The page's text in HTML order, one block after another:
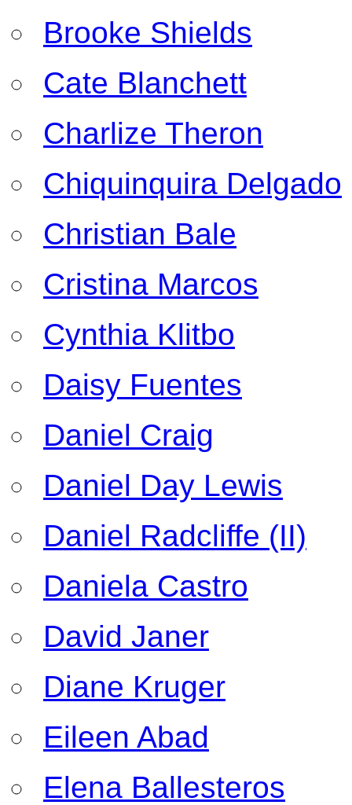
Brooke Shields
Cate Blanchett
Charlize Theron
Chiquinquira Delgado
Christian Bale
Cristina Marcos
Cynthia Klitbo
Daisy Fuentes
Daniel Craig
Daniel Day Lewis
Daniel Radcliffe (II)
Daniela Castro
David Janer
Diane Kruger
Eileen Abad
Elena Ballesteros